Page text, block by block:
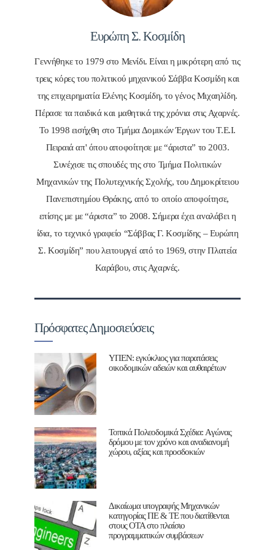
Ευρώπη Σ. Κοσμίδη
Γεννήθηκε το 1979 στο Μενίδι. Είναι η μικρότερη από τις
τρεις κόρες του πολιτικού μηχανικού Σάββα Κοσμίδη και
της επιχειρηματία Ελένης Κοσμίδη, το γένος Μιχαηλίδη.
Πέρασε τα παιδικά και μαθητικά της χρόνια στις Αχαρνές.
Το 1998 εισήχθη στο Τμήμα Δομικών Έργων του Τ.Ε.Ι.
Πειραιά απ' όπου αποφοίτησε με “άριστα” το 2003.
Συνέχισε τις σπουδές της στο Τμήμα Πολιτικών
Μηχανικών της Πολυτεχνικής Σχολής, του Δημοκρίτειου
Πανεπιστημίου Θράκης, από το οποίο αποφοίτησε,
επίσης με με “άριστα” το 2008. Σήμερα έχει αναλάβει η
ίδια, το τεχνικό γραφείο “Σάββας Γ. Κοσμίδης – Ευρώπη
Σ. Κοσμίδη” που λειτουργεί από το 1969, στην Πλατεία
Καράβου, στις Αχαρνές.
Πρόσφατες Δημοσιεύσεις
ΥΠΕΝ: εγκύκλιος για παρατάσεις
οικοδομικών αδειών και αυθαιρέτων
Τοπικά Πολεοδομικά Σχέδια: Aγώνας
δρόμου με τον χρόνο και αναδιανομή
χώρου, αξίας και προσδοκιών
Δικαίωμα υπογραφής Μηχανικών
κατηγορίας ΠΕ & ΤΕ που διατίθενται
στους ΟΤΑ στο πλαίσιο
προγραμματικών συμβάσεων